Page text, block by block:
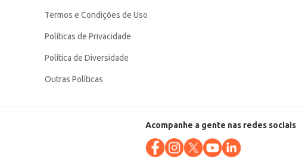
Termos e Condições de Uso
Políticas de Privacidade
Política de Diversidade
Outras Políticas
Acompanhe a gente nas redes sociais